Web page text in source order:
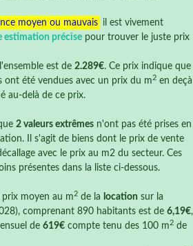
moyen ou mauvais il est vivement
estimation précise pour trouver le juste prix
est de 2.289€. Ce prix indique que
ont été vendues avec un prix du m 2 en deçà
au-delà de ce prix.
2 valeurs extrêmes n'ont pas été prises en
Il s'agit de biens dont le prix de vente
avec le prix au m2 du secteur. Ces
présentes dans la liste ci-dessous.
moyen au m 2 de la location sur la
comprenant 890 habitants est de 6,19€,
de 619€ compte tenu des 100 m 2 de